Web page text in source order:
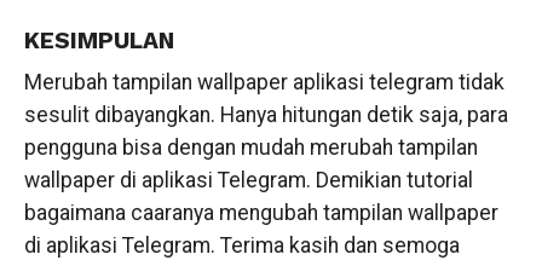
KESIMPULAN
Merubah tampilan wallpaper aplikasi telegram tidak
sesulit dibayangkan. Hanya hitungan detik saja, para
pengguna bisa dengan mudah merubah tampilan
wallpaper di aplikasi Telegram. Demikian tutorial
bagaimana caaranya mengubah tampilan wallpaper
di aplikasi Telegram. Terima kasih dan semoga